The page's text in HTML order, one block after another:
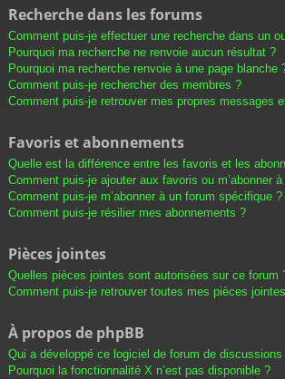
Recherche dans les forums
Comment puis-je effectuer une recherche dans un
Pourquoi ma recherche ne renvoie aucun résultat ?
Pourquoi ma recherche renvoie à une page blanche
Comment puis-je rechercher des membres ?
Comment puis-je retrouver mes propres messages
Favoris et abonnements
Quelle est la différence entre les favoris et les
Comment puis-je ajouter aux favoris ou m’abonner
Comment puis-je m’abonner à un forum spécifique ?
Comment puis-je résilier mes abonnements ?
Pièces jointes
Quelles pièces jointes sont autorisées sur ce forum
Comment puis-je retrouver toutes mes pièces
À propos de phpBB
Qui a développé ce logiciel de forum de discussions
Pourquoi la fonctionnalité X n’est pas disponible ?